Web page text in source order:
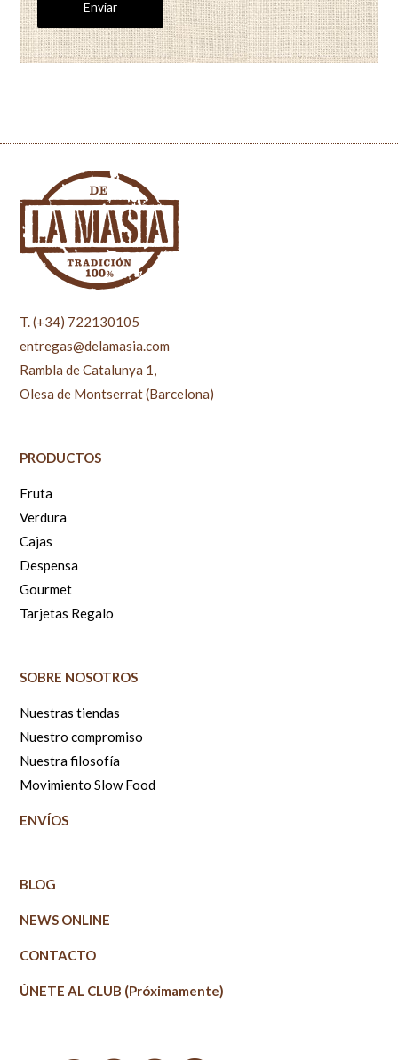
T. (+34) 722130105
entregas@delamasia.com
Rambla de Catalunya 1,
Olesa de Montserrat (Barcelona)
PRODUCTOS
Fruta
Verdura
Cajas
Despensa
Gourmet
Tarjetas Regalo
SOBRE NOSOTROS
Nuestras tiendas
Nuestro compromiso
Nuestra filosofía
Movimiento Slow Food
ENVÍOS
BLOG
NEWS ONLINE
CONTACTO
ÚNETE AL CLUB (Próximamente)